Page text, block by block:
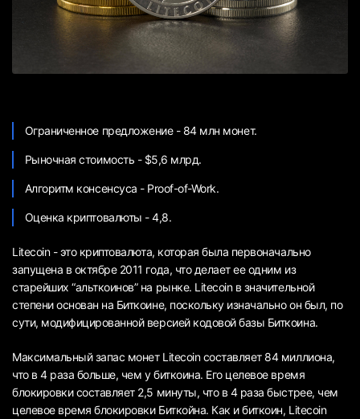
Ограниченное предложение - 84 млн монет.
Рыночная стоимость - $5,6 млрд.
Алгоритм консенсуса - Proof-of-Work.
Оценка криптовалюты - 4,8.
Litecoin - это криптовалюта, которая была первоначально
запущена в октябре 2011 года, что делает ее одним из
старейших “альткоинов” на рынке. Litecoin в значительной
степени основан на Биткоине, поскольку изначально он был, по
сути, модифицированной версией кодовой базы Биткоина.
Максимальный запас монет Litecoin составляет 84 миллиона,
что в 4 раза больше, чем у биткоина. Его целевое время
блокировки составляет 2,5 минуты, что в 4 раза быстрее, чем
целевое время блокировки Биткойна. Как и биткоин, Litecoin